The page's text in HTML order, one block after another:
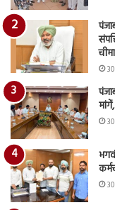
चीमा